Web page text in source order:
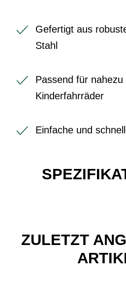
Gefertigt aus
Stahl
Passend für nahezu
Kinderfahrräder
Einfache und
ZULETZT